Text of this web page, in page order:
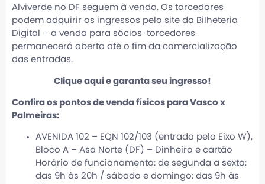
Alviverde no DF seguem à venda. Os torcedores
podem adquirir os ingressos pelo site da Bilheteria
Digital – a venda para sócios-torcedores
permanecerá aberta até o fim da comercialização
das entradas.
Clique aqui e garanta seu ingresso!
Confira os pontos de venda físicos para Vasco x
Palmeiras:
AVENIDA 102 – EQN 102/103 (entrada pelo Eixo W),
Bloco A – Asa Norte (DF) – Dinheiro e cartão
Horário de funcionamento: de segunda a sexta:
das 9h às 20h / sábado e domingo: das 9h às